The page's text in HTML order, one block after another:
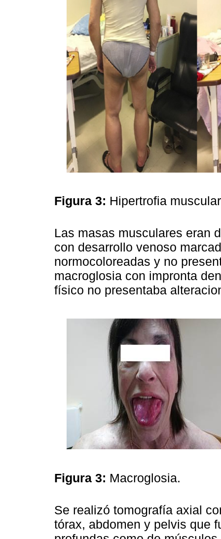
Figura 3: Hipertrofia
Las masas musculares eran
con desarrollo venoso
normocoloreadas y no
macroglosia con impronta
físico no presentaba
Figura 3: Macroglosia.
Se realizó tomografía axial
tórax, abdomen y pelvis que